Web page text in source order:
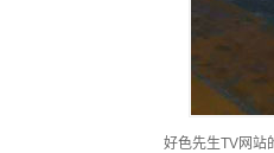
好色先生TV网